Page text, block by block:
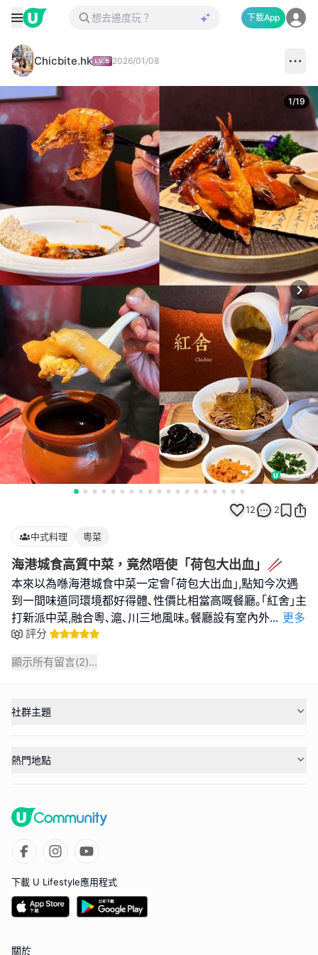
下載App
Chicbite.hk 2026/01/08
1/19
12 2
中式料理 粵菜
海港城食高質中菜，竟然唔使「荷包大出血」🥢
本來以為喺海港城食中菜一定會｢荷包大出血｣,點知今次遇
到一間味道同環境都好得體､性價比相當高嘅餐廳｡｢紅舍｣主
打新派中菜,融合粵､滬､川三地風味｡餐廳設有室內外... 更多
評分
顯示所有留言(2)...
社群主題
熱門地點
下載 U Lifestyle應用程式
關於